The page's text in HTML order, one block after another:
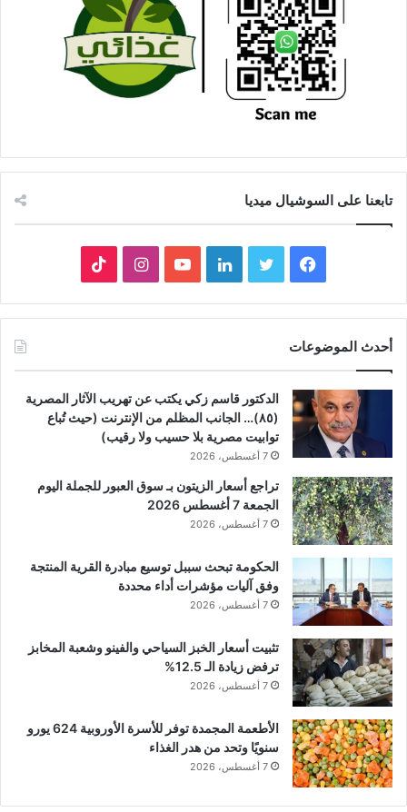
تابعنا على السوشيال ميديا
فيسبوك تويتر لينكدإنيوتيوبانستقرام
أحدث الموضوعات
الدكتور قاسم زكي يكتب عن تهريب الآثار المصرية
(٨٥)… الجانب المظلم من الإنترنت (حيث تُباع
توابيت مصرية بلا حسيب ولا رقيب)
7 أغسطس، 2026
تراجع أسعار الزيتون بـ سوق العبور للجملة اليوم
الجمعة 7 أغسطس 2026
7 أغسطس، 2026
الحكومة تبحث سببل توسيع مبادرة القرية المنتجة
وفق آليات مؤشرات أداء محددة
7 أغسطس، 2026
تثبيت أسعار الخبز السياحي والفينو وشعبة المخابز
ترفض زيادة الـ 12.5%
7 أغسطس، 2026
الأطعمة المجمدة توفر للأسرة الأوروبية 624 يورو
سنويًا وتحد من هدر الغذاء
7 أغسطس، 2026